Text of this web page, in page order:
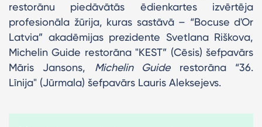
restorānu piedāvātās ēdienkartes izvērtēja
profesionāla žūrija, kuras sastāvā – “Bocuse d'Or
Latvia” akadēmijas prezidente Svetlana Riškova,
Michelin Guide restorāna "KEST” (Cēsis) šefpavārs
Māris Jansons, Michelin Guiderestorāna “36.
Līnija" (Jūrmala) šefpavārs Lauris Aleksejevs.